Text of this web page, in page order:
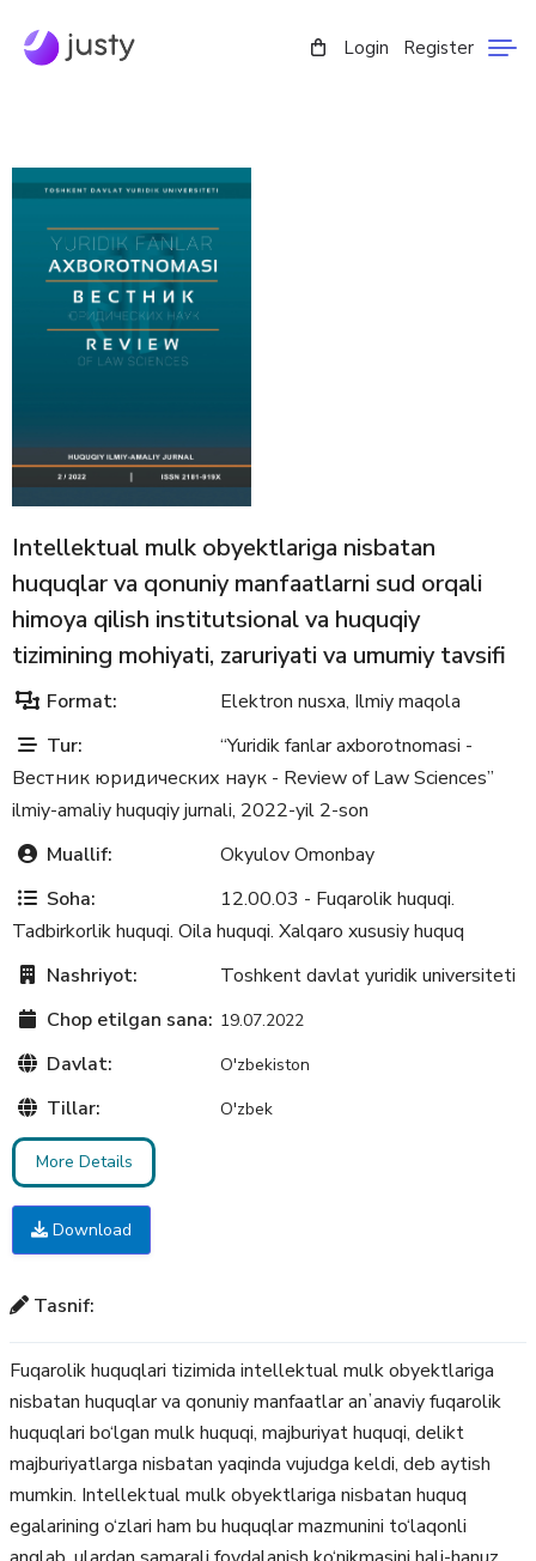
Login Register
Intellektual mulk obyektlariga nisbatan
huquqlar va qonuniy manfaatlarni sud orqali
himoya qilish institutsional va huquqiy
tizimining mohiyati, zaruriyati va umumiy tavsifi
Format: Elektron nusxa, Ilmiy maqola
Tur:
“Yuridik fanlar axborotnomasi -
Вестник юридических наук - Review of Law Sciences”
ilmiy-amaliy huquqiy jurnali, 2022-yil 2-son
Muallif:
Okyulov Omonbay
Soha:
12.00.03 - Fuqarolik huquqi.
Tadbirkorlik huquqi. Oila huquqi. Xalqaro xususiy huquq
Nashriyot:
Toshkent davlat yuridik universiteti
Chop etilgan sana: 19.07.2022
Davlat: O'zbekiston
Tillar: O'zbek
More Details
Download
Tasnif:
Fuqarolik huquqlari tizimida intellektual mulk obyektlariga
nisbatan huquqlar va qonuniy manfaatlar anʼanaviy fuqarolik
huquqlari bo‘lgan mulk huquqi, majburiyat huquqi, delikt
majburiyatlarga nisbatan yaqinda vujudga keldi, deb aytish
mumkin. Intellektual mulk obyektlariga nisbatan huquq
egalarining o‘zlari ham bu huquqlar mazmunini to‘laqonli